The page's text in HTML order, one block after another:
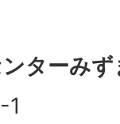
ターみず
1